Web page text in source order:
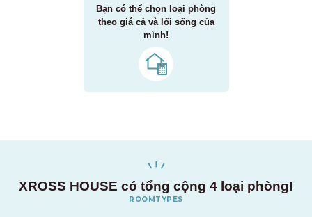
Bạn có thể chọn loại phòng
theo giá cả và lối sống của
mình!
XROSS HOUSE có tổng cộng 4 loại phòng!
ROOMTYPES